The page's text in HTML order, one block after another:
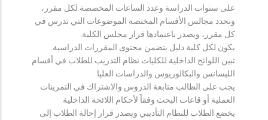
على سنوات الدراسة وعدد الساعات المخصصة لكل مقرر،
وتحدد مجالس الأقسام المختصة الموضوعات التي تدرس في
كل مقرر، ويصدر باعتمادها قرار مجلس الكلية.
يكون لكل كلية دليل يتضمن محتوى المقررات الدراسية.
تبين اللوائح الداخلية للكليات نظام التدريب للطلاب في أقسام
الليسانس والبكالوريوس والدراسات العليا.
يجب على الطالب متابعة الدروس والاشتراك في التمرينات
العملية أو قاعات البحث وفقاً لأحكام اللائحة الداخلية.
يخضع الطلاب للنظام التأديبي ويصدر قرار إحالة الطلاب إلى